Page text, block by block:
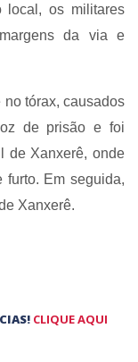
local, os militares
da via e
no tórax, causados
de prisão e foi
de Xanxerê, onde
furto. Em seguida,
Xanxerê.
CLIQUE AQUI